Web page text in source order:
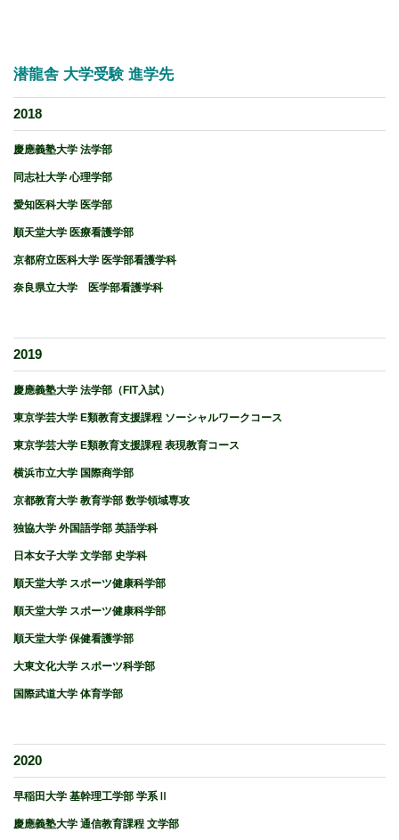
潜龍舎 大学受験 進学先
2018
慶應義塾大学 法学部
同志社大学 心理学部
愛知医科大学 医学部
順天堂大学 医療看護学部
京都府立医科大学 医学部看護学科
奈良県立大学 医学部看護学科
2019
慶應義塾大学 法学部（FIT入試）
東京学芸大学 E類教育支援課程 ソーシャルワークコース
東京学芸大学 E類教育支援課程 表現教育コース
横浜市立大学 国際商学部
京都教育大学 教育学部 数学領域専攻
独協大学 外国語学部 英語学科
日本女子大学 文学部 史学科
順天堂大学 スポーツ健康科学部
順天堂大学 スポーツ健康科学部
順天堂大学 保健看護学部
大東文化大学 スポーツ科学部
国際武道大学 体育学部
2020
早稲田大学 基幹理工学部 学系Ⅱ
慶應義塾大学 通信教育課程 文学部